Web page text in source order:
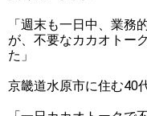
「週末も一日中、業務
が、不要なカカオトー
た」
京畿道水原市に住む40